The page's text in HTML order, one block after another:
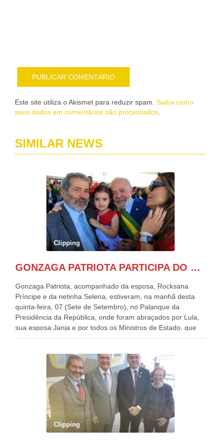
Este site utiliza o Akismet para reduzir spam. Saiba como
seus dados em comentários são processados
SIMILAR NEWS
Clipping
GONZAGA PATRIOTA PARTICIPA DO DESFILE DA INDEPENDÊNCIA NO PALANQUE DA PRESIDÊNCIA DA REPÚBLICA E É ABRAÇADO POR LULA E POR GERALDO ALCKMIN.
Gonzaga Patriota, acompanhado da esposa, Rocksana
Príncipe e da netinha Selena, estiveram, na manhã desta
quinta-feira, 07 (Sete de Setembro), no Palanque da
Presidência da República, onde foram abraçados por Lula,
sua esposa Janja e por todos os Ministros de Estado, que
estavam presentes, nos Desfiles da Independência da
outros desfiles, na Esplanada dos Ministérios, disse ter sido
o deste ano, o maior e o mais organizado de todos. “Há
quatro décadas, como Patriota até no nome, participo
anualmente dos desfiles de Sete de Setembro, na
Esplanada dos Ministérios, em Brasília. Este ano, o governo
preparou espaços com cadeiras e coberturas, para 30.000
pessoas, só que o número de Patriotas Brasileiros
Independentes, dobrou na Esplanada. Eu, Lula e os
Clipping